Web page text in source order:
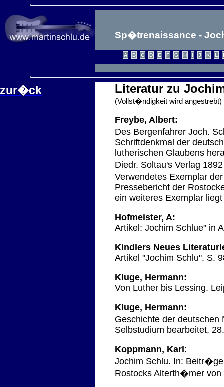
Sp�trenaissance -
zur�ck Literatur zu
(Vollst�ndigkeit wird angestrebt)
Freybe, Albert:
Des Bergenfahrer Joch.
Schriftdenkmal der
lutherischen Glaubens
Diedr. Soltau's Verlag
Verwendetes Exemplar
Pressebericht der
ein weiteres Exemplar
Hofmeister, A:
Artikel: Jochim Schlue" in
Kindlers Neues
Artikel "Jochim Schlu". S.
Kluge, Hermann:
Von Luther bis Lessing.
Kluge, Hermann:
Geschichte der
Selbstudium bearbeitet, 28.
Koppmann, Karl :
Jochim Schlu. In:
Rostocks Alterth�mer von